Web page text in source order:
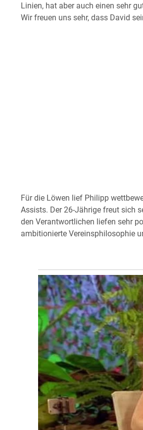
Linien, hat aber auch einen sehr
Wir freuen uns sehr, dass David
Für die Löwen lief Philipp
Assists. Der 26-Jährige freut sich
den Verantwortlichen liefen sehr
ambitionierte Vereinsphilosophie